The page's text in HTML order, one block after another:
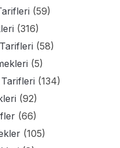
(59)
(316)
(58)
(5)
(134)
(92)
(66)
(105)